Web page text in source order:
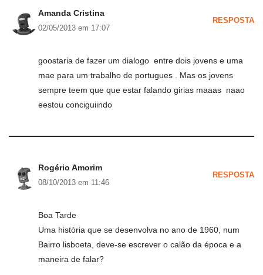
Amanda Cristina
02/05/2013 em 17:07
RESPOSTA
goostaria de fazer um dialogo entre dois jovens e uma
mae para um trabalho de portugues . Mas os jovens
sempre teem que que estar falando girias maaas naao
eestou conciguiindo
Rogério Amorim
08/10/2013 em 11:46
RESPOSTA
Boa Tarde
Uma história que se desenvolva no ano de 1960, num
Bairro lisboeta, deve-se escrever o calão da época e a
maneira de falar?